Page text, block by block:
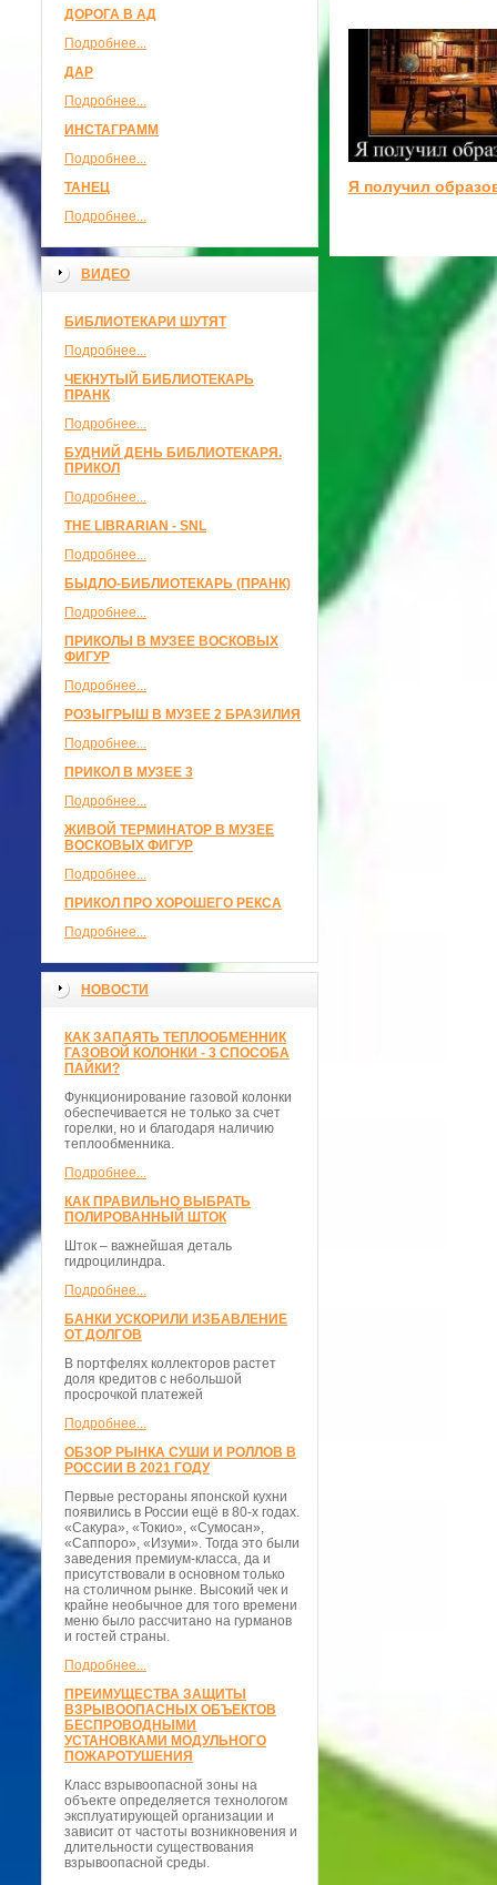
ДОРОГА В АД
Подробнее...
ДАР
Подробнее...
ИНСТАГРАММ
Подробнее...
ТАНЕЦ
Подробнее...
ВИДЕО
БИБЛИОТЕКАРИ ШУТЯТ
Подробнее...
ЧЕКНУТЫЙ БИБЛИОТЕКАРЬ
ПРАНК
Подробнее...
БУДНИЙ ДЕНЬ БИБЛИОТЕКАРЯ.
ПРИКОЛ
Подробнее...
THE LIBRARIAN - SNL
Подробнее...
БЫДЛО-БИБЛИОТЕКАРЬ (ПРАНК)
Подробнее...
ПРИКОЛЫ В МУЗЕЕ ВОСКОВЫХ
ФИГУР
Подробнее...
РОЗЫГРЫШ В МУЗЕЕ 2 БРАЗИЛИЯ
Подробнее...
ПРИКОЛ В МУЗЕЕ 3
Подробнее...
ЖИВОЙ ТЕРМИНАТОР В МУЗЕЕ
ВОСКОВЫХ ФИГУР
Подробнее...
ПРИКОЛ ПРО ХОРОШЕГО РЕКСА
Подробнее...
НОВОСТИ
КАК ЗАПАЯТЬ ТЕПЛООБМЕННИК
ГАЗОВОЙ КОЛОНКИ - 3 СПОСОБА
ПАЙКИ?
Функционирование газовой колонки
обеспечивается не только за счет
горелки, но и благодаря наличию
теплообменника.
Подробнее...
КАК ПРАВИЛЬНО ВЫБРАТЬ
ПОЛИРОВАННЫЙ ШТОК
Шток – важнейшая деталь
гидроцилиндра.
Подробнее...
БАНКИ УСКОРИЛИ ИЗБАВЛЕНИЕ
ОТ ДОЛГОВ
В портфелях коллекторов растет
доля кредитов с небольшой
просрочкой платежей
Подробнее...
ОБЗОР РЫНКА СУШИ И РОЛЛОВ В
РОССИИ В 2021 ГОДУ
Первые рестораны японской кухни
появились в России ещё в 80-х годах.
«Сакура», «Токио», «Сумосан»,
«Саппоро», «Изуми». Тогда это были
заведения премиум-класса, да и
присутствовали в основном только
на столичном рынке. Высокий чек и
крайне необычное для того времени
меню было рассчитано на гурманов
и гостей страны.
Подробнее...
ПРЕИМУЩЕСТВА ЗАЩИТЫ
ВЗРЫВООПАСНЫХ ОБЪЕКТОВ
БЕСПРОВОДНЫМИ
УСТАНОВКАМИ МОДУЛЬНОГО
ПОЖАРОТУШЕНИЯ
Класс взрывоопасной зоны на
объекте определяется технологом
эксплуатирующей организации и
зависит от частоты возникновения и
длительности существования
взрывоопасной среды.
Я получил